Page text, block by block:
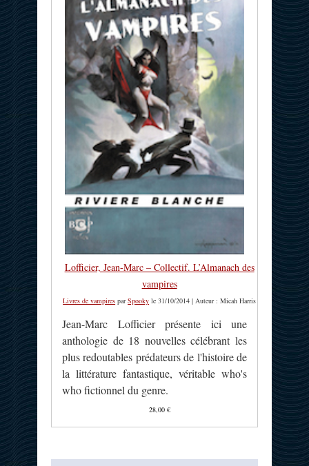
Lofficier, Jean-Marc – Collectif. L’Almanach des
vampires
Livres de vampires parSpooky le 31/10/2014 | Auteur : Micah Harris
Jean-Marc Lofficier présente ici une
anthologie de 18 nouvelles célébrant les
plus redoutables prédateurs de l'histoire de
la littérature fantastique, véritable who's
who fictionnel du genre.
28,00 €